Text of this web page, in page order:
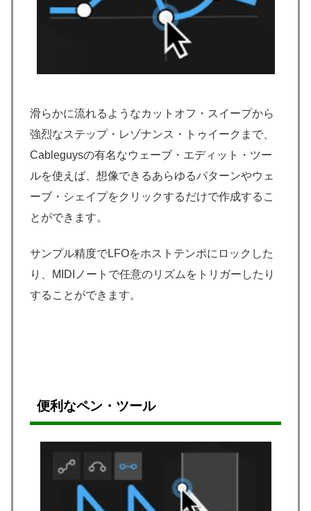
滑らかに流れるようなカットオフ・スイープから
強烈なステップ・レゾナンス・トゥイークまで、
Cableguysの有名なウェーブ・エディット・ツー
ルを使えば、想像できるあらゆるパターンやウェ
ーブ・シェイプをクリックするだけで作成するこ
とができます。
サンプル精度でLFOをホストテンポにロックした
り、MIDIノートで任意のリズムをトリガーしたり
することができます。
便利なペン・ツール